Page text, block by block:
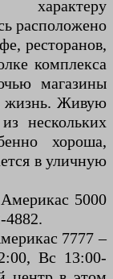
характеру
расположено
ресторанов,
комплекса
магазины
жизнь. Живую
нескольких
хороша,
в уличную
5000
7777 –
Вс 13:00-